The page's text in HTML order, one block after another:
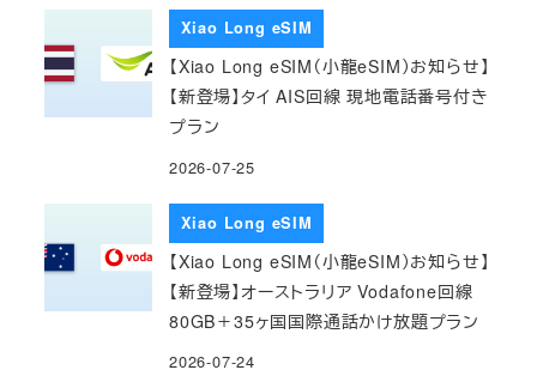
Xiao Long eSIM
【Xiao Long eSIM（小龍eSIM）お知らせ】
【新登場】タイ AIS回線 現地電話番号付き
プラン
2026-07-25
Xiao Long eSIM
【Xiao Long eSIM（小龍eSIM）お知らせ】
【新登場】オーストラリア Vodafone回線
80GB＋35ヶ国国際通話かけ放題プラン
2026-07-24